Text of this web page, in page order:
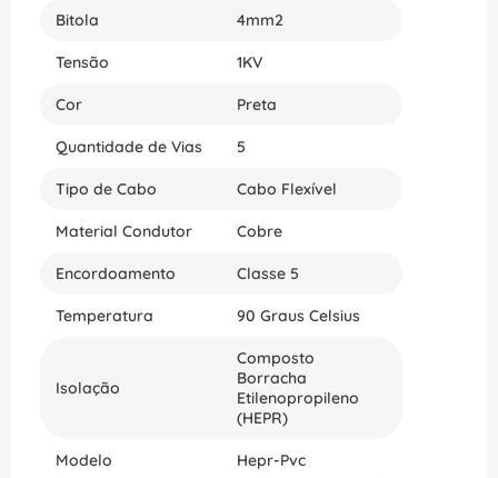
Bitola 4mm2
Tensão 1KV
Cor Preta
Quantidade de Vias 5
Tipo de Cabo Cabo Flexível
Material Condutor Cobre
Encordoamento Classe 5
Temperatura 90 Graus Celsius
Isolação
Composto
Borracha
Etilenopropileno
(HEPR)
Modelo Hepr-Pvc